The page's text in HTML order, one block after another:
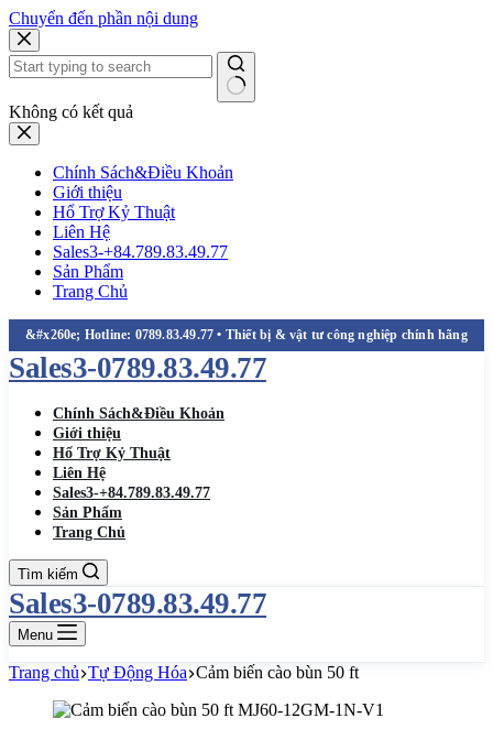
Chuyển đến phần nội dung
Không có kết quả
Chính Sách&Điều Khoản
Giới thiệu
Hổ Trợ Kỷ Thuật
Liên Hệ
Sales3-+84.789.83.49.77
Sản Phẩm
Trang Chủ
Sales3-0789.83.49.77
Chính Sách&Điều Khoản
Giới thiệu
Hổ Trợ Kỷ Thuật
Liên Hệ
Sales3-+84.789.83.49.77
Sản Phẩm
Trang Chủ
Tìm kiếm
Sales3-0789.83.49.77
Menu
Trang chủ Tự Động Hóa Cảm biến cào bùn 50 ft